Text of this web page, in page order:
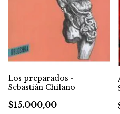
Los preparados -
Sebastián Chilano
$15.000,00